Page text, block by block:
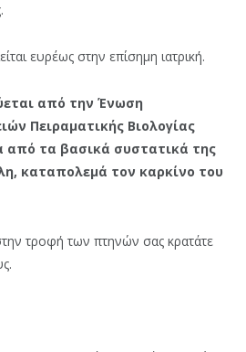
ευρέως στην επίσημη ιατρική.
από την Ένωση
Πειραματικής Βιολογίας
από τα βασικά συστατικά της
καταπολεμά τον καρκίνο του
τροφή των πτηνών σας κρατάτε